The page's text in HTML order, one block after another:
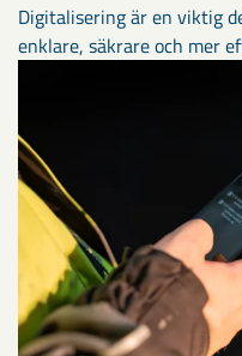
Digitalisering är en viktig
enklare, säkrare och mer